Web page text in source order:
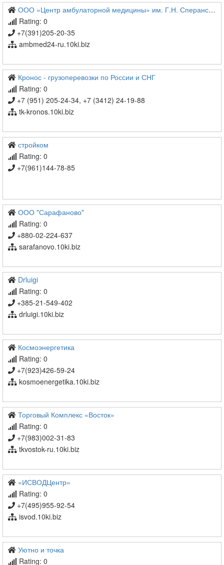
ООО «Центр амбулаторной медицины» им. Г.Н. Сперанского
Rating: 0
+7(391)205-20-35
ambmed24-ru.10ki.biz
Кронос - грузоперевозки по России и СНГ
Rating: 0
+7 (951) 205-24-34, +7 (3412) 24-19-88
tk-kronos.10ki.biz
стройком
Rating: 0
+7(961)144-78-85
ООО "Сарафаново"
Rating: 0
+880-02-224-637
sarafanovo.10ki.biz
Drluigi
Rating: 0
+385-21-549-402
drluigi.10ki.biz
Космоэнергетика
Rating: 0
+7(923)426-59-24
kosmoenergetika.10ki.biz
Торговый Комплекс «Восток»
Rating: 0
+7(983)002-31-83
tkvostok-ru.10ki.biz
«ИСВОДЦентр»
Rating: 0
+7(495)955-92-54
isvod.10ki.biz
Уютно и точка
Rating: 0